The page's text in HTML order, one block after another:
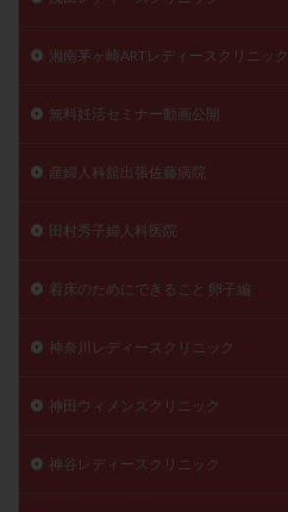
湘南茅ヶ崎ARTレディースクリニック
無料妊活セミナー動画公開
産婦人科舘出張佐藤病院
田村秀子婦人科医院
着床のためにできること 卵子編
神奈川レディースクリニック
神田ウィメンズクリニック
神谷レディースクリニック